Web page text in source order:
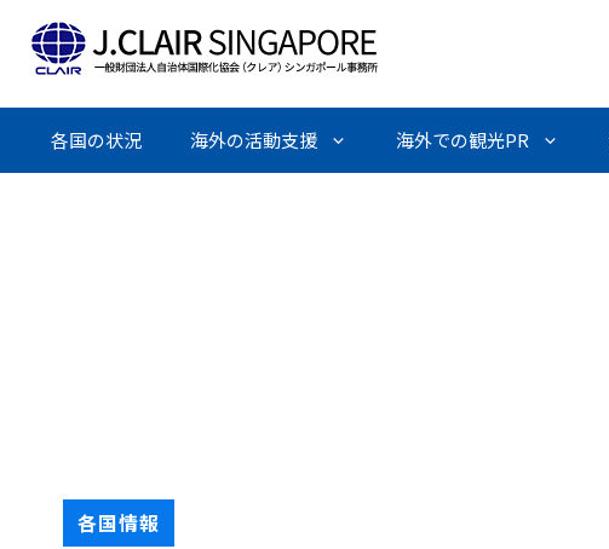
content
各国の状況 海外の活動支援 海外での観光PR
各国情報